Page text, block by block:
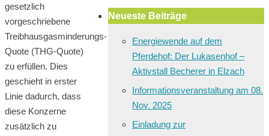
gesetzlich
vorgeschriebene
Treibhausgasminderungs-
Quote (THG-Quote)
zu erfüllen. Dies
geschieht in erster
Linie dadurch, dass
diese Konzerne
zusätzlich zu
Neueste Beiträge
Energiewende auf dem
Pferdehof: Der Lukasenhof –
Aktivstall Becherer in Elzach
Informationsveranstaltung am 08.
Nov. 2025
Einladung zur